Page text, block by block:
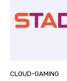
CLOUD-GAMING